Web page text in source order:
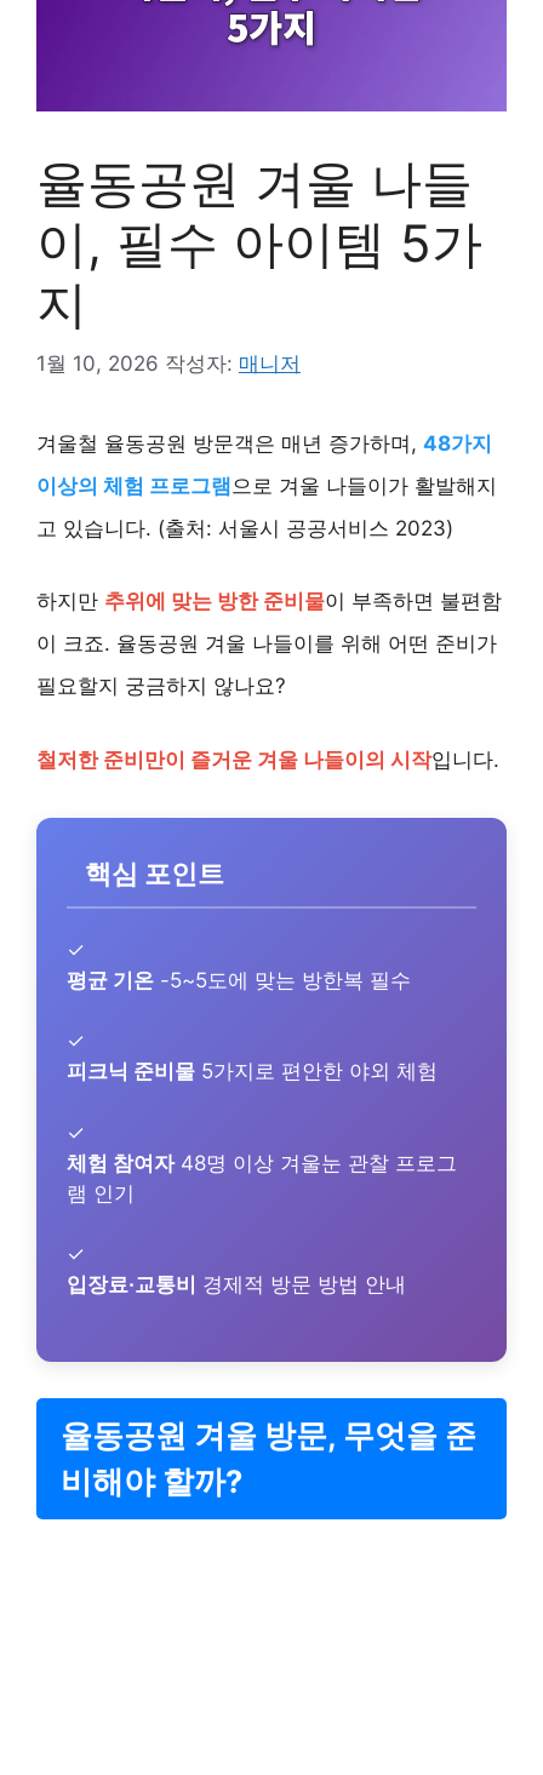
율동공원 겨울 나들
이, 필수 아이템 5가
지
1월 10, 2026 작성자: 매니저
겨울철 율동공원 방문객은 매년 증가하며, 48가지
이상의 체험 프로그램으로 겨울 나들이가 활발해지
고 있습니다. (출처: 서울시 공공서비스 2023)
하지만 추위에 맞는 방한 준비물이 부족하면 불편함
이 크죠. 율동공원 겨울 나들이를 위해 어떤 준비가
필요할지 궁금하지 않나요?
철저한 준비만이 즐거운 겨울 나들이의 시작입니다.
핵심 포인트
✓
평균 기온 -5~5도에 맞는 방한복 필수
✓
피크닉 준비물 5가지로 편안한 야외 체험
✓
체험 참여자48명 이상 겨울눈 관찰 프로그
램 인기
✓
입장료·교통비
경제적 방문 방법 안내
율동공원 겨울 방문, 무엇을 준
비해야 할까?